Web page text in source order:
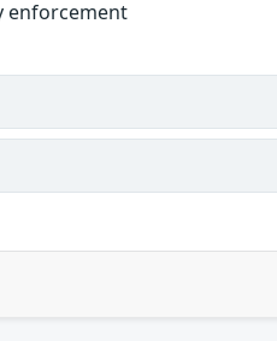
enforcement